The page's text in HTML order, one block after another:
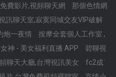
費影片,視頻聊天網
那個色情網
訊聊天室,寂寞同城交友VIP破解
炮一夜情
按摩全套個人工作室 ,
神 - 美女福利直播 APP
碧聊視
聊天大廳,台灣視訊美女
fc2成˙